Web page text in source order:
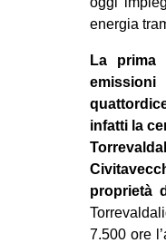
energia
La prima
infatti la
proprietà
7.500 ore